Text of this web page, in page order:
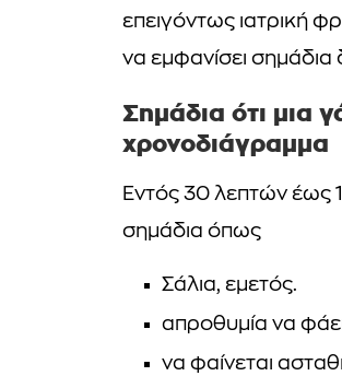
επειγόντως ιατρική
να εμφανίσει σημάδια
Σημάδια ότι μια
χρονοδιάγραμμα
Εντός 30 λεπτών έως
σημάδια όπως
Σάλια, εμετός.
απροθυμία να
να φαίνεται